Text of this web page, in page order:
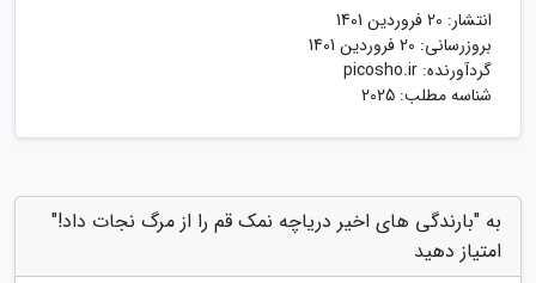
انتشار: 20 فروردین 1401
بروزرسانی: 20 فروردین 1401
گردآورنده: picosho.ir
شناسه مطلب: 2025
به "بارندگی های اخیر دریاچه نمک قم را از مرگ نجات داد!"
امتیاز دهید